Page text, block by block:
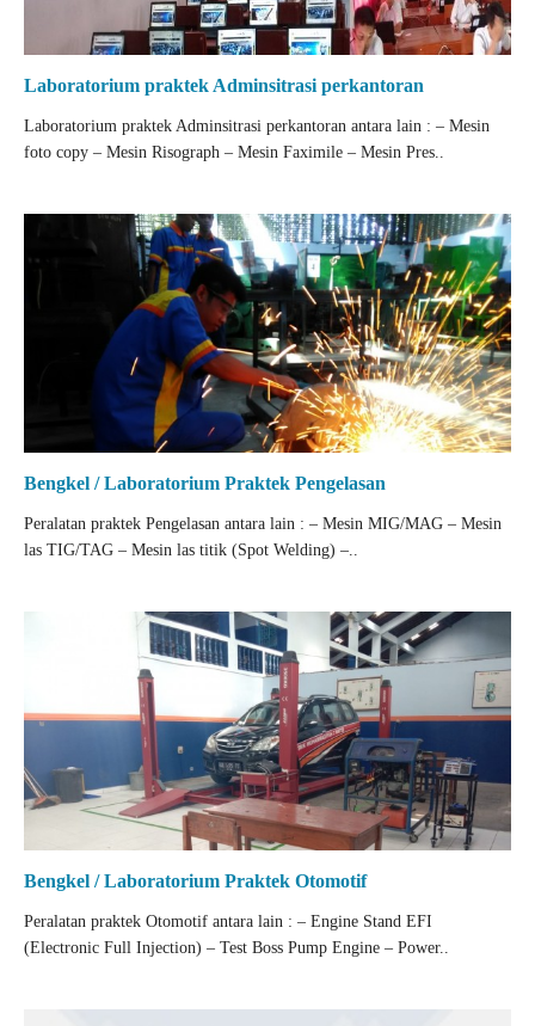
Laboratorium praktek Adminsitrasi perkantoran
Laboratorium praktek Adminsitrasi perkantoran antara lain : – Mesin
foto copy – Mesin Risograph – Mesin Faximile – Mesin Pres..
Bengkel / Laboratorium Praktek Pengelasan
Peralatan praktek Pengelasan antara lain : – Mesin MIG/MAG – Mesin
las TIG/TAG – Mesin las titik (Spot Welding) –..
Bengkel / Laboratorium Praktek Otomotif
Peralatan praktek Otomotif antara lain : – Engine Stand EFI
(Electronic Full Injection) – Test Boss Pump Engine – Power..